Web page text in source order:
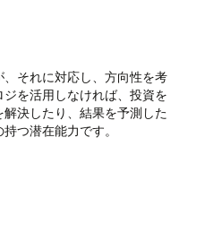
それに対応し、方向性を考
を活用しなければ、投資を
決したり、結果を予測した
つ潜在能力です。